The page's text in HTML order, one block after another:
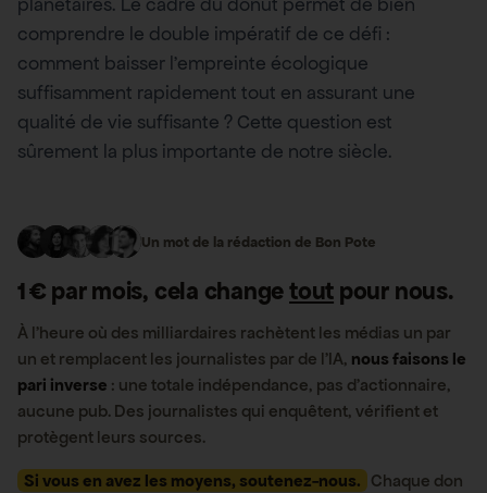
comprendre le double impératif de ce défi :
comment baisser l’empreinte écologique
suffisamment rapidement tout en assurant une
qualité de vie suffisante ? Cette question est
sûrement la plus importante de notre siècle.
Un mot de la rédaction de Bon Pote
1 € par mois, cela changetout pour nous.
À l’heure où des milliardaires rachètent les médias un par
un et remplacent les journalistes par de l’IA, nous faisons le
pari inverse : une totale indépendance, pas d’actionnaire,
aucune pub. Des journalistes qui enquêtent, vérifient et
protègent leurs sources.
Si vous en avez les moyens, soutenez-nous. Chaque don